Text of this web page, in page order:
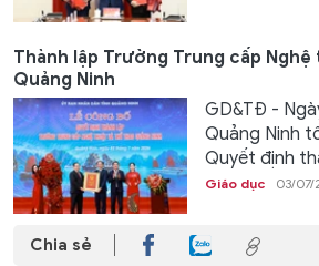
Thành lập Trường Trung cấp
Quảng Ninh
GD&TĐ -
Quảng Ninh
Quyết định
Giáo dục 03/07/
Chia sẻ